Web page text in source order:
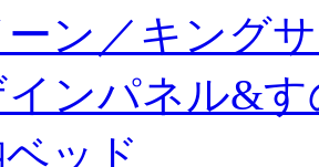
ーン／キング
インパネル&
ッド